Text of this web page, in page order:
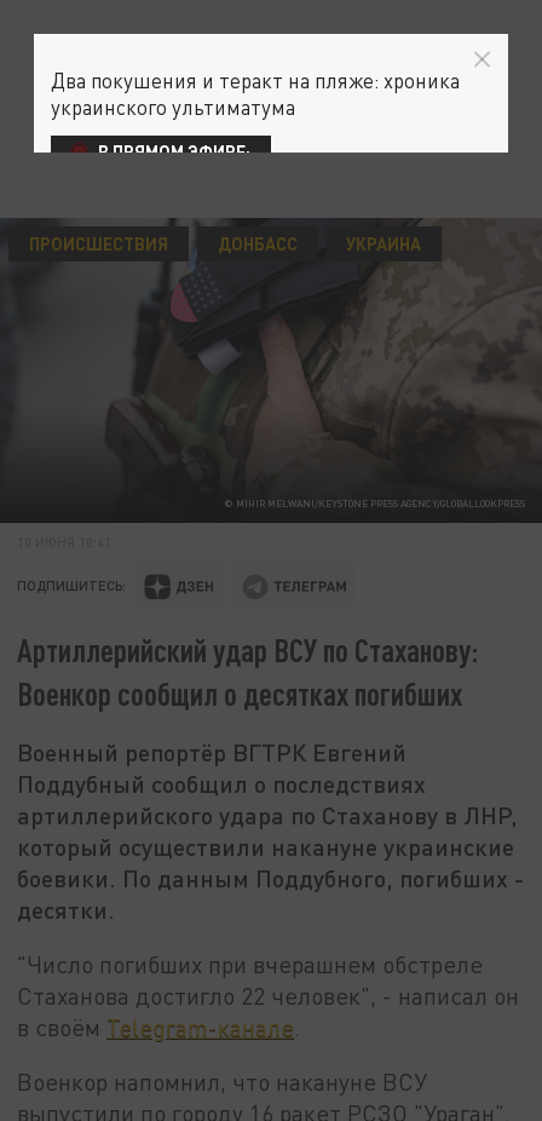
© MIHIR MELWANI/KEYSTONE PRESS AGENCY/GLOBALLOOKPRESS
ПРОИСШЕСТВИЯ ДОНБАСС УКРАИНА
ПОДПИШИТЕСЬ:
Артиллерийский удар ВСУ по Стаханову:
Военкор сообщил о десятках погибших
Военный репортёр ВГТРК Евгений
Поддубный сообщил о последствиях
артиллерийского удара по Стаханову в ЛНР,
который осуществили накануне украинские
боевики. По данным Поддубного, погибших -
десятки.
"Число погибших при вчерашнем обстреле
Стаханова достигло 22 человек", - написал он
в своём Telegram-канале
Военкор напомнил, что накануне ВСУ
выпустили по городу 16 ракет РСЗО "Ураган".
Два покушения и теракт на пляже: хроника
украинского ультиматума
В ПРЯМОМ ЭФИРЕ: